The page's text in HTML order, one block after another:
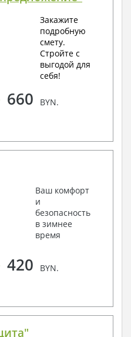
Закажите
подробную
смету.
Стройте с
выгодой для
себя!
660 BYN.
Ваш комфорт
и
безопасность
в зимнее
время
420 BYN.